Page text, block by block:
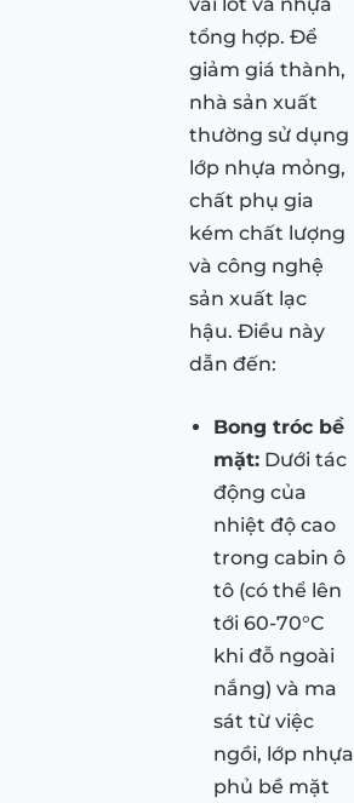
tổng hợp. Để
giảm giá thành,
nhà sản xuất
thường sử dụng
lớp nhựa mỏng,
chất phụ gia
kém chất lượng
và công nghệ
sản xuất lạc
hậu. Điều này
dẫn đến:
Bong tróc bề
mặt: Dưới tác
động của
nhiệt độ cao
trong cabin ô
tô (có thể lên
tới 60-70°C
khi đỗ ngoài
nắng) và ma
sát từ việc
ngồi, lớp nhựa
phủ bề mặt